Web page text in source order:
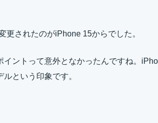
更されたのがiPhone 15からでした。
イントって意外となかったんですね。
という印象です。